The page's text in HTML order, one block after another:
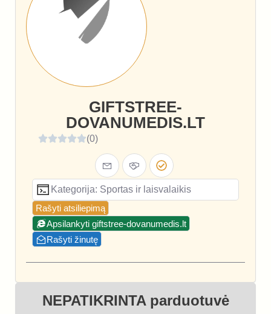
GIFTSTREE-
DOVANUMEDIS.LT
(0)
Kategorija: Sportas ir laisvalaikis
Rašyti atsiliepimą
Apsilankyti giftstree-dovanumedis.lt
Rašyti žinutę
NEPATIKRINTA parduotuvė